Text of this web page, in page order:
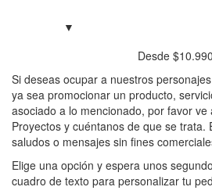
Desde $10.990
Si deseas ocupar a nuestros
ya sea promocionar un producto,
asociado a lo mencionado, por favor
Proyectos y cuéntanos de que se trata.
saludos o mensajes sin fines
Elige una opción y espera unos
cuadro de texto para personalizar tu